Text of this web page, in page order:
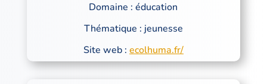
Domaine : éducation
Thématique : jeunesse
Site web : ecolhuma.fr/